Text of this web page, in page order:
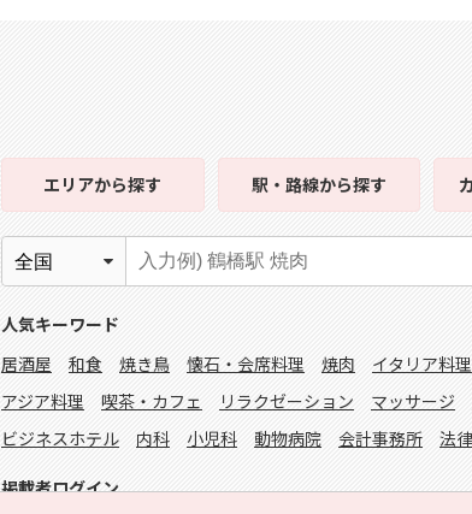
エリアから探す 駅・路線から探す
人気キーワード
居酒屋
和食 焼き鳥 懐石・会席料理 焼肉 イタリア料理
アジア料理
喫茶・カフェ リラクゼーション マッサージ
ビジネスホテル
内科 小児科 動物病院 会計事務所 法
掲載者ログイン